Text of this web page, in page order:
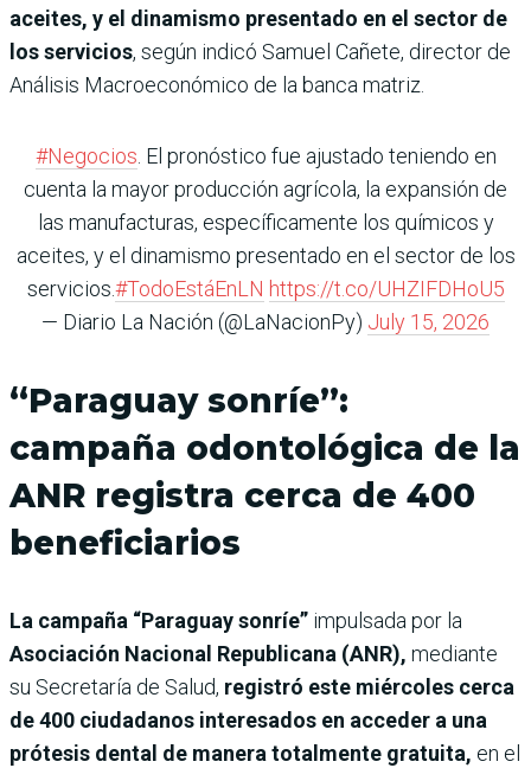
aceites, y el dinamismo presentado en el sector de
los servicios, según indicó Samuel Cañete, director de
Análisis Macroeconómico de la banca matriz.
#Negocios . El pronóstico fue ajustado teniendo en
cuenta la mayor producción agrícola, la expansión de
las manufacturas, específicamente los químicos y
aceites, y el dinamismo presentado en el sector de los
servicios.#TodoEstáEnLN https://t.co/UHZIFDHoU5
— Diario La Nación (@LaNacionPy) July 15, 2026
“Paraguay sonríe”:
campaña odontológica de la
ANR registra cerca de 400
beneficiarios
La campaña “Paraguay sonríe” impulsada por la
Asociación Nacional Republicana (ANR), mediante
su Secretaría de Salud, registró este miércoles cerca
de 400 ciudadanos interesados en acceder a una
prótesis dental de manera totalmente gratuita, en el